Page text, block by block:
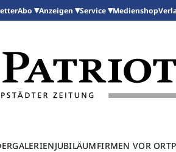
Abo Anzeigen Service Medienshop
JUBILÄUMFIRMEN VOR ORT